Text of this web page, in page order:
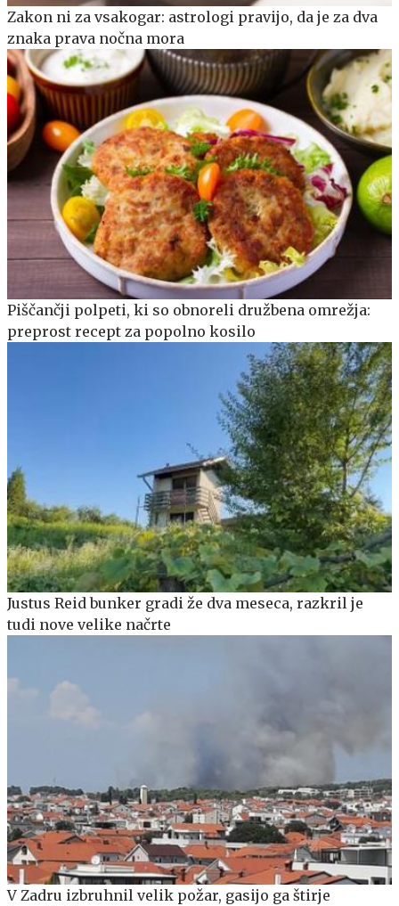
Zakon ni za vsakogar: astrologi pravijo, da je za dva
znaka prava nočna mora
Piščančji polpeti, ki so obnoreli družbena omrežja:
preprost recept za popolno kosilo
Justus Reid bunker gradi že dva meseca, razkril je
tudi nove velike načrte
V Zadru izbruhnil velik požar, gasijo ga štirje